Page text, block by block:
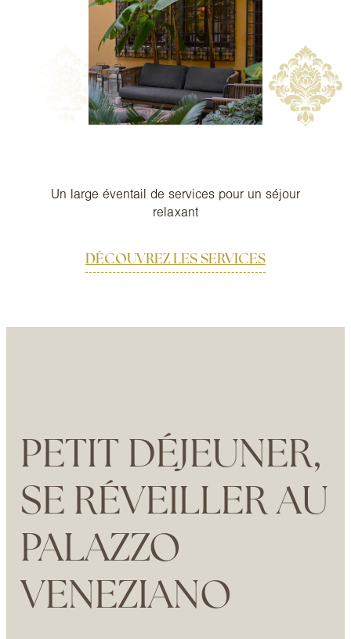
Un large éventail de services pour un séjour
relaxant
DÉCOUVREZ LES SERVICES
PETIT DÉJEUNER,
SE RÉVEILLER AU
PALAZZO
VENEZIANO